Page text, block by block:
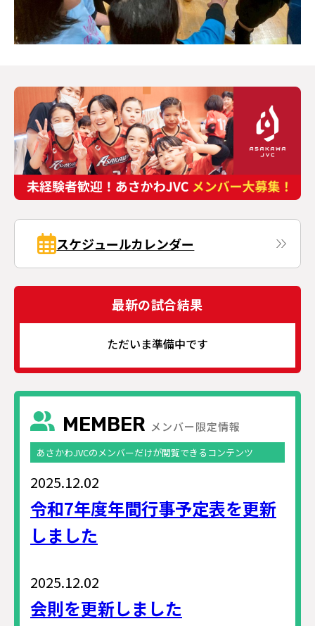
スケジュールカレンダー
最新の試合結果
ただいま準備中です
メンバー限定情報
MEMBER
あさかわJVCのメンバーだけが閲覧できるコンテンツ
2025.12.02
令和7年度年間行事予定表を更新
しました
2025.12.02
会則を更新しました